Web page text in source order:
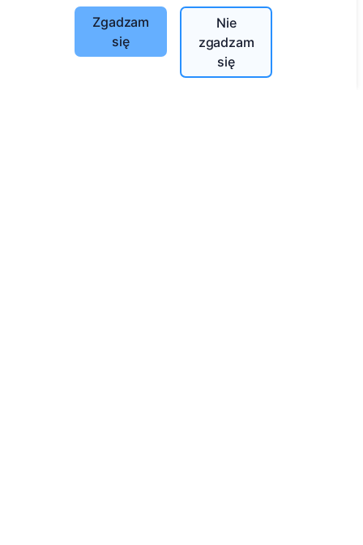
Zgadzam
się
Nie
zgadzam
się